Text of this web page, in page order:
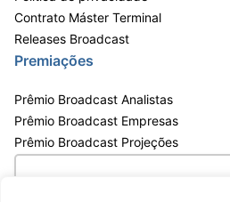
Contrato Máster Terminal
Releases Broadcast
Premiações
Prêmio Broadcast Analistas
Prêmio Broadcast Empresas
Prêmio Broadcast Projeções